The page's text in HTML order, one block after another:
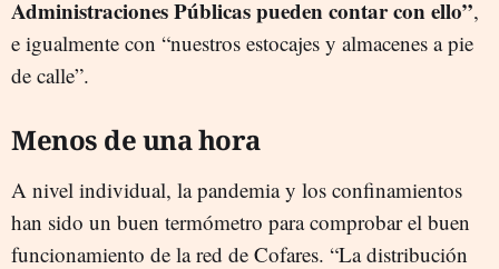
Administraciones Públicas pueden contar con ello”,
e igualmente con “nuestros estocajes y almacenes a pie
de calle”.
Menos de una hora
A nivel individual, la pandemia y los confinamientos
han sido un buen termómetro para comprobar el buen
funcionamiento de la red de Cofares. “La distribución